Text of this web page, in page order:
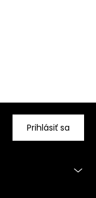
Prihlásiť sa